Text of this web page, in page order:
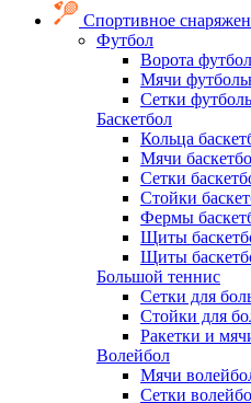
Спортивное
Футбол
Ворота
Мячи
Сетки
Баскетбол
Кольца
Мячи
Сетки
Стойки
Фермы
Щиты
Щиты
Большой теннис
Сетки для
Стойки для
Ракетки и
Волейбол
Мячи
Сетки